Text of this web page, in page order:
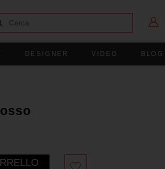
DESIGNER VIDEO BLOG